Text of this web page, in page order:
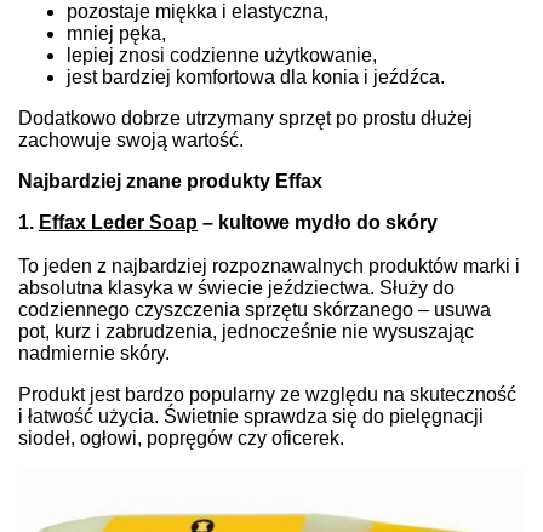
pozostaje miękka i elastyczna,
mniej pęka,
lepiej znosi codzienne użytkowanie,
jest bardziej komfortowa dla konia i jeźdźca.
Dodatkowo dobrze utrzymany sprzęt po prostu dłużej
zachowuje swoją wartość.
Najbardziej znane produkty Effax
1. Effax Leder Soap – kultowe mydło do skóry
To jeden z najbardziej rozpoznawalnych produktów marki i
absolutna klasyka w świecie jeździectwa. Służy do
codziennego czyszczenia sprzętu skórzanego – usuwa
pot, kurz i zabrudzenia, jednocześnie nie wysuszając
nadmiernie skóry.
Produkt jest bardzo popularny ze względu na skuteczność
i łatwość użycia. Świetnie sprawdza się do pielęgnacji
siodeł, ogłowi, popręgów czy oficerek.